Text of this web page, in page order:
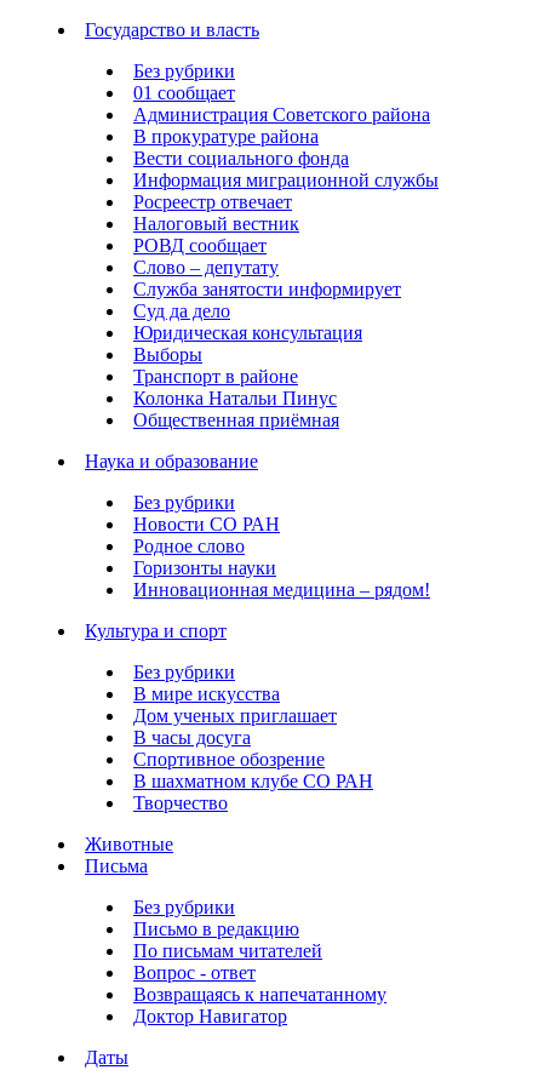
Государство и власть
Без рубрики
01 сообщает
Администрация Советского района
В прокуратуре района
Вести социального фонда
Информация миграционной службы
Росреестр отвечает
Налоговый вестник
РОВД сообщает
Слово – депутату
Служба занятости информирует
Суд да дело
Юридическая консультация
Выборы
Транспорт в районе
Колонка Натальи Пинус
Общественная приёмная
Наука и образование
Без рубрики
Новости СО РАН
Родное слово
Горизонты науки
Инновационная медицина – рядом!
Культура и спорт
Без рубрики
В мире искусства
Дом ученых приглашает
В часы досуга
Спортивное обозрение
В шахматном клубе СО РАН
Творчество
Животные
Письма
Без рубрики
Письмо в редакцию
По письмам читателей
Вопрос - ответ
Возвращаясь к напечатанному
Доктор Навигатор
Даты